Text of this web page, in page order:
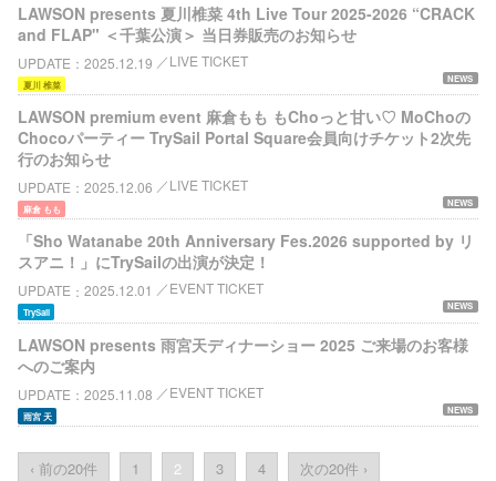
LAWSON presents 夏川椎菜 4th Live Tour 2025-2026 “CRACK
and FLAP" ＜千葉公演＞ 当日券販売のお知らせ
UPDATE 2025.12.19 LIVE TICKET
NEWS
夏川 椎菜
LAWSON premium event 麻倉もも もChoっと甘い♡ MoChoの
Chocoパーティー TrySail Portal Square会員向けチケット2次先
行のお知らせ
UPDATE 2025.12.06 LIVE TICKET
NEWS
麻倉 もも
「Sho Watanabe 20th Anniversary Fes.2026 supported by リ
スアニ！」にTrySailの出演が決定！
UPDATE 2025.12.01 EVENT TICKET
NEWS
TrySail
LAWSON presents 雨宮天ディナーショー 2025 ご来場のお客様
へのご案内
UPDATE 2025.11.08 EVENT TICKET
NEWS
雨宮 天
‹ 前の20件 1 2 3 4 次の20件 ›